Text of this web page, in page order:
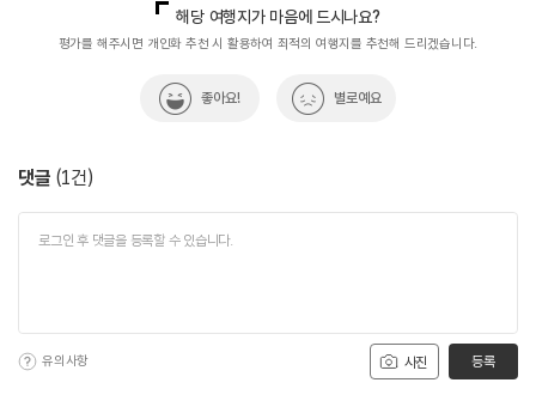
열린관광콘텐츠팀(열린관광-모두의여행)
033-738-3425
해당 여행지가 마음에 드시나요?
평가를 해주시면 개인화 추천 시 활용하여 최적의 여행지를 추천해 드리겠습니다.
좋아요! 별로예요
댓글 (1건)
사진
유의사항 등록